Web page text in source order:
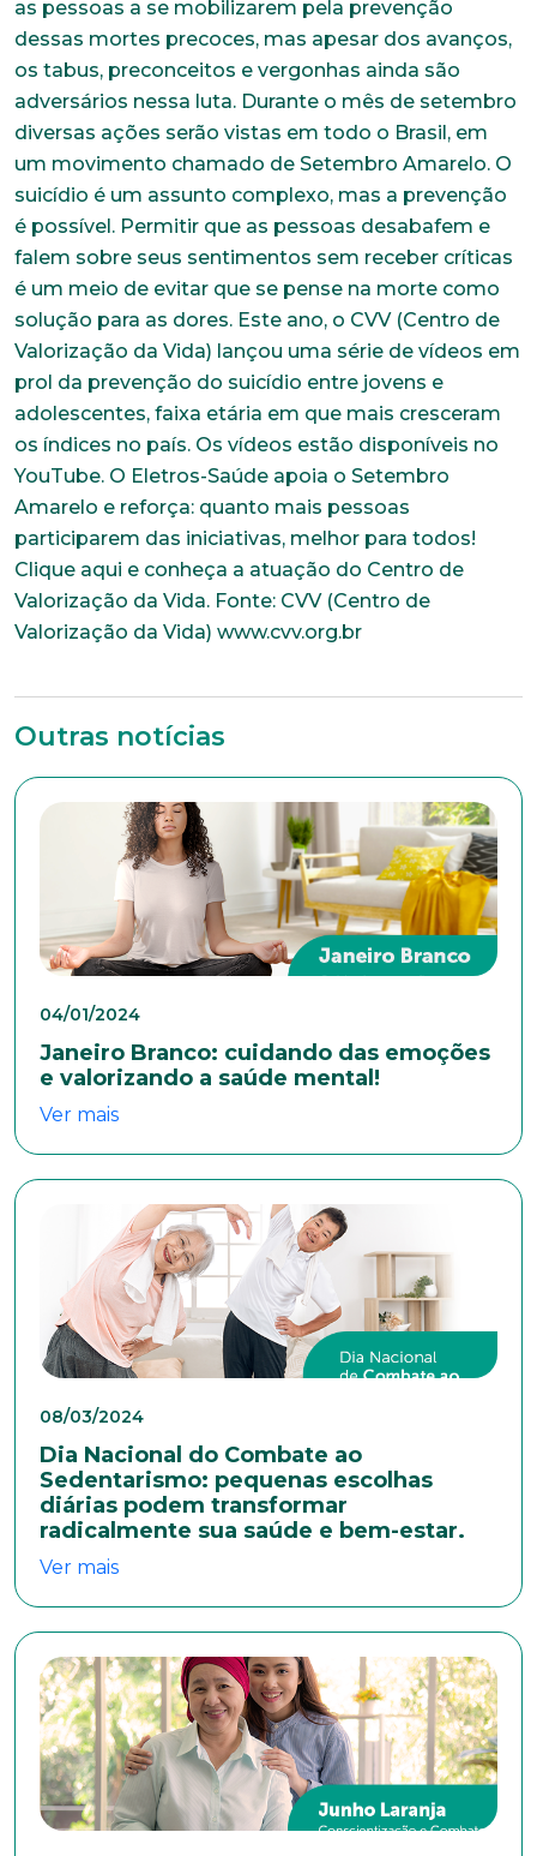
as pessoas a se mobilizarem pela prevenção
dessas mortes precoces, mas apesar dos avanços,
os tabus, preconceitos e vergonhas ainda são
adversários nessa luta. Durante o mês de setembro
diversas ações serão vistas em todo o Brasil, em
um movimento chamado de Setembro Amarelo. O
suicídio é um assunto complexo, mas a prevenção
é possível. Permitir que as pessoas desabafem e
falem sobre seus sentimentos sem receber críticas
é um meio de evitar que se pense na morte como
solução para as dores. Este ano, o CVV (Centro de
Valorização da Vida) lançou uma série de vídeos em
prol da prevenção do suicídio entre jovens e
adolescentes, faixa etária em que mais cresceram
os índices no país. Os vídeos estão disponíveis no
YouTube. O Eletros-Saúde apoia o Setembro
Amarelo e reforça: quanto mais pessoas
participarem das iniciativas, melhor para todos!
Clique aqui e conheça a atuação do Centro de
Valorização da Vida. Fonte: CVV (Centro de
Valorização da Vida) www.cvv.org.br
Outras notícias
04/01/2024
Janeiro Branco: cuidando das emoções
e valorizando a saúde mental!
Ver mais
08/03/2024
Dia Nacional do Combate ao
Sedentarismo: pequenas escolhas
diárias podem transformar
radicalmente sua saúde e bem-estar.
Ver mais
colaboradores. Preencha todos os dados abaixo e
anexe seu currículo.
*Campos obrigatórios
Nome completo*
E-mail*
Bairro